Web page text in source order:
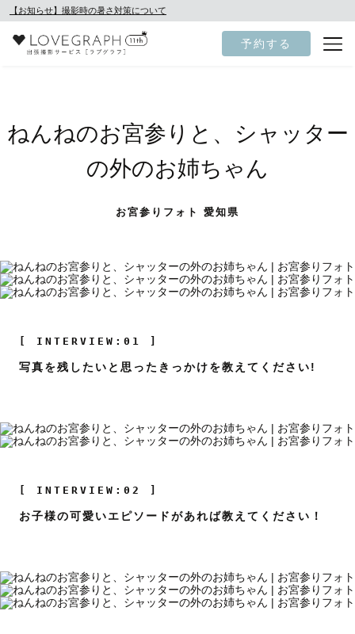
【お知らせ】撮影時の暑さ対策について
予約する
ねんねのお宮参りと、シャッター
の外のお姉ちゃん
お宮参りフォト 愛知県
[ INTERVIEW:01 ]
写真を残したいと思ったきっかけを教えてください!
[ INTERVIEW:02 ]
お子様の可愛いエピソードがあれば教えてください！